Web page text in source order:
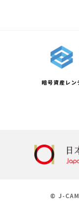
暗号資産レン
© J-